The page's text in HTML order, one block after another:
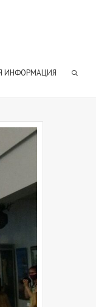
ИНФОРМАЦИЯ